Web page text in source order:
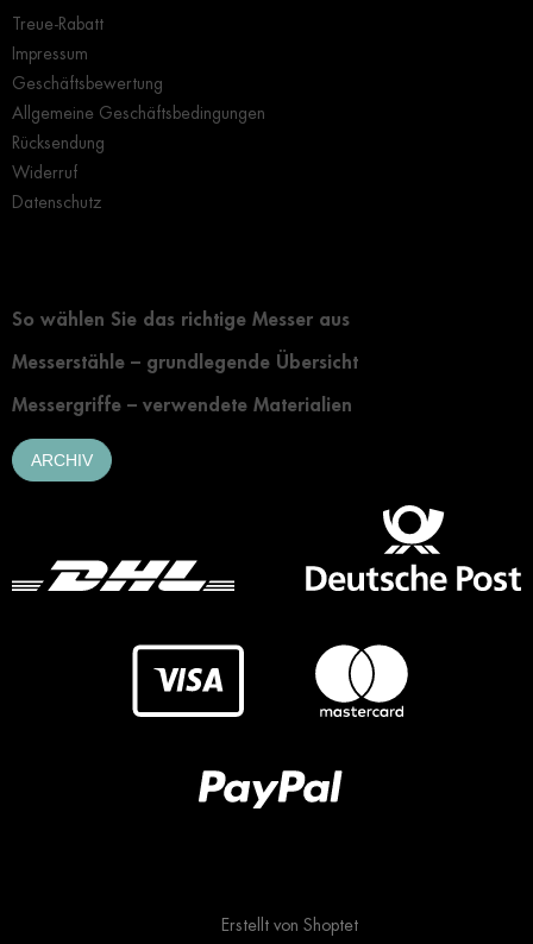
Treue-Rabatt
Impressum
Geschäftsbewertung
Allgemeine Geschäftsbedingungen
Rücksendung
Widerruf
Datenschutz
So wählen Sie das richtige Messer aus
Messerstähle – grundlegende Übersicht
Messergriffe – verwendete Materialien
ARCHIV
Erstellt von Shoptet